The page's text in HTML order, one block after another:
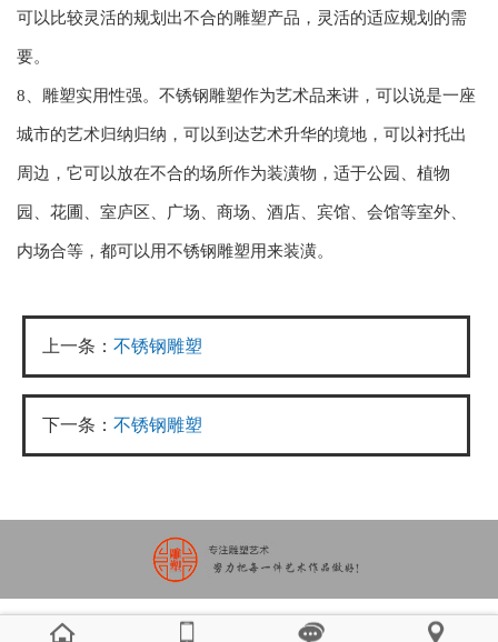
可以比较灵活的规划出不合的雕塑产品，灵活的适应规划的需
要。
8、雕塑实用性强。不锈钢雕塑作为艺术品来讲，可以说是一座
城市的艺术归纳归纳，可以到达艺术升华的境地，可以衬托出
周边，它可以放在不合的场所作为装潢物，适于公园、植物
园、花圃、室庐区、广场、商场、酒店、宾馆、会馆等室外、
内场合等，都可以用不锈钢雕塑用来装潢。
上一条： 不锈钢雕塑
下一条： 不锈钢雕塑